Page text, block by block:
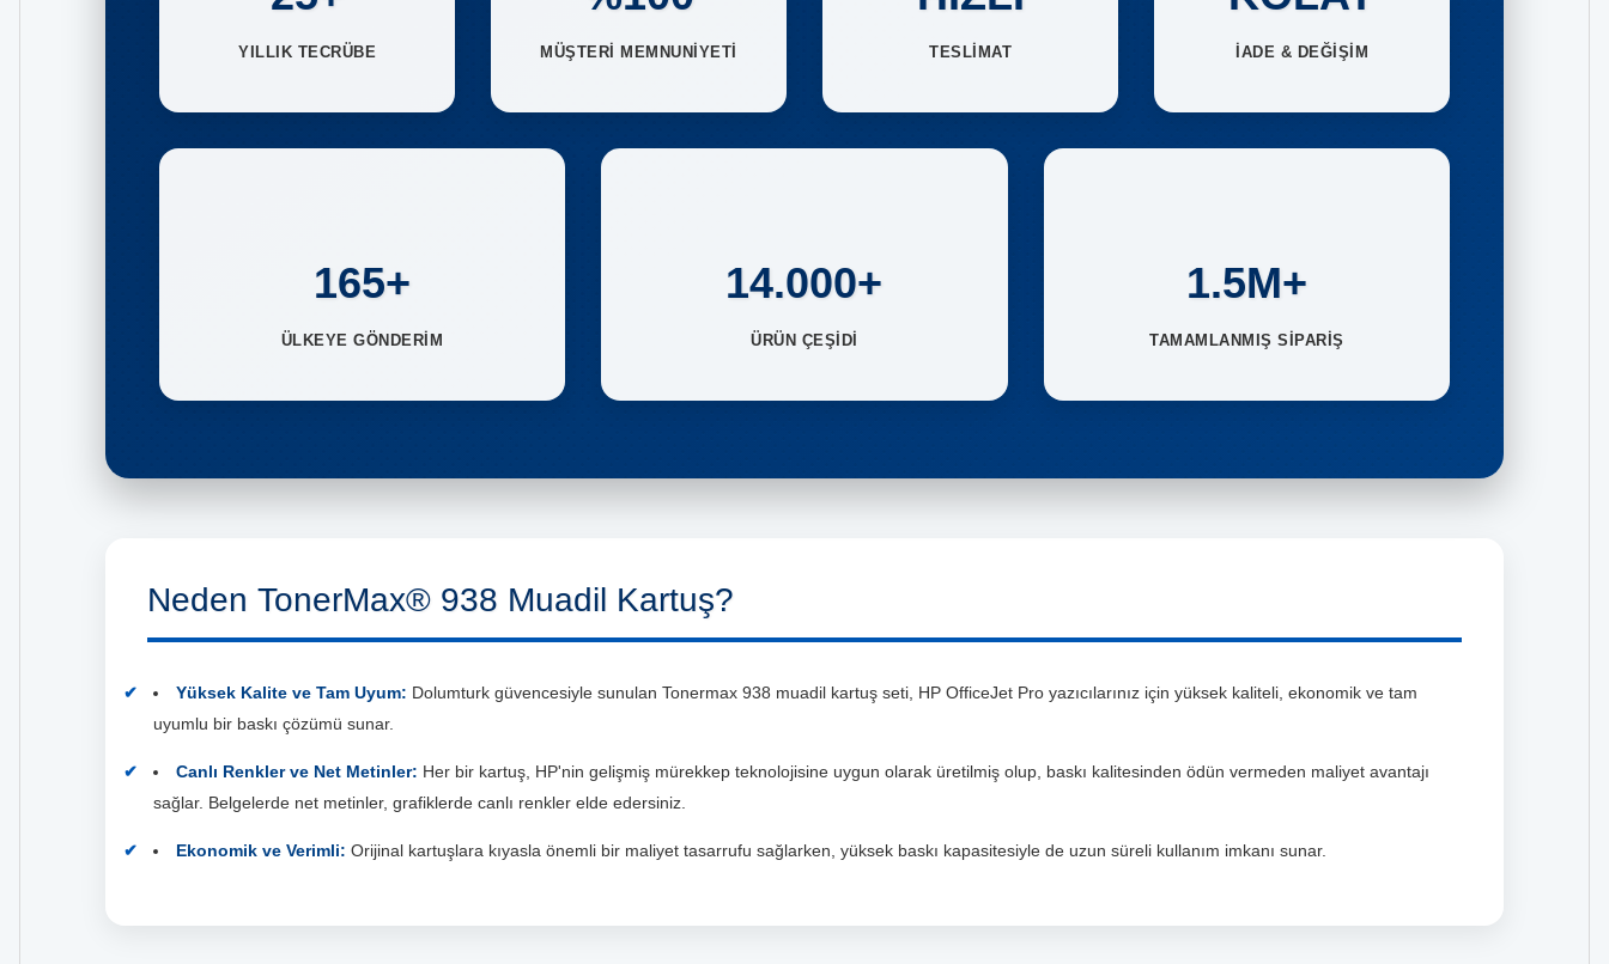
YILLIK TECRÜBE MÜŞTERİ MEMNUNİYETİ TESLİMAT İADE & DEĞİŞİM
165+
ÜLKEYE GÖNDERİM
14.000+
ÜRÜN ÇEŞİDİ
1.5M+
TAMAMLANMIŞ SİPARİŞ
Neden TonerMax® 938 Muadil Kartuş?
Yüksek Kalite ve Tam Uyum: Dolumturk güvencesiyle sunulan Tonermax 938 muadil kartuş seti, HP OfficeJet Pro yazıcılarınız için yüksek kaliteli, ekonomik ve tam
uyumlu bir baskı çözümü sunar.
Canlı Renkler ve Net Metinler: Her bir kartuş, HP'nin gelişmiş mürekkep teknolojisine uygun olarak üretilmiş olup, baskı kalitesinden ödün vermeden maliyet avantajı
sağlar. Belgelerde net metinler, grafiklerde canlı renkler elde edersiniz.
Ekonomik ve Verimli: Orijinal kartuşlara kıyasla önemli bir maliyet tasarrufu sağlarken, yüksek baskı kapasitesiyle de uzun süreli kullanım imkanı sunar.